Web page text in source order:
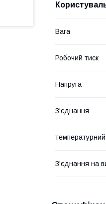
Вага
Робочий тиск
Напруга
З'єднання
З'єднання на